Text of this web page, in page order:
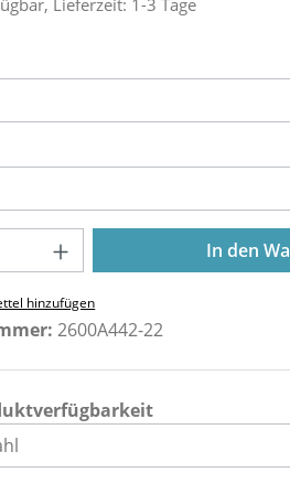
Anzahl: Gib denIn den
hinzufügen
2600A442-22